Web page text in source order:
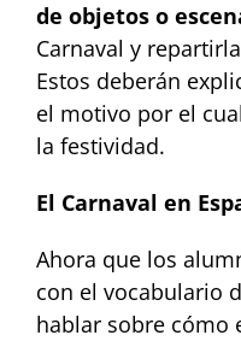
de objetos o
Carnaval y
Estos deberán
el motivo por el
la festividad.
El Carnaval en
Ahora que los
con el vocabulario
hablar sobre cómo